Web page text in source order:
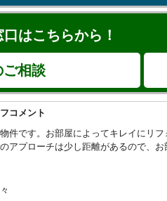
はこちらから！
相談
コメント
件です。お部屋によってキレイにリ
アプローチは少し距離があるので、